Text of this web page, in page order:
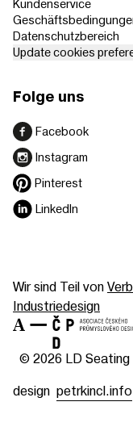
Kundenservice
Datenschutzbereich
Update cookies
Folge uns
Facebook
Instagram
Pinterest
LinkedIn
Wir sind Teil von
Industriedesign
© 2026 LD Seating
design petrkincl.info